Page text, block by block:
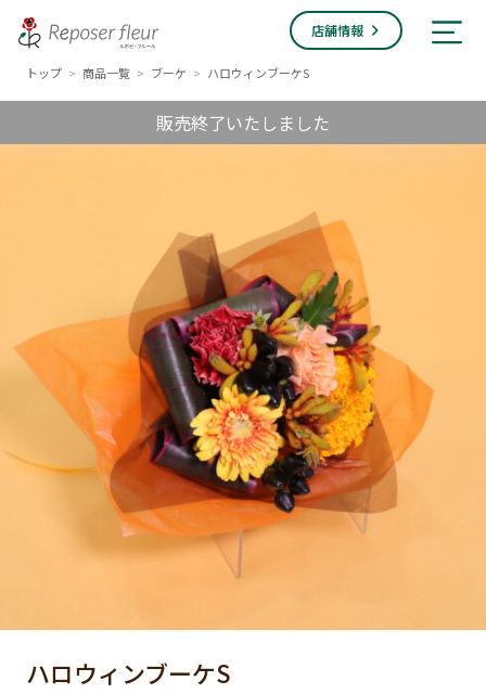
店舗情報
トップ > 商品一覧 > ブーケ > ハロウィンブーケS
販売終了いたしました
ハロウィンブーケS